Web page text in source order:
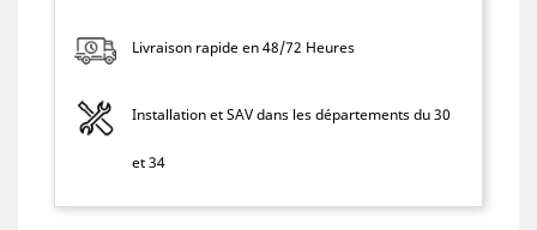
Livraison rapide en 48/72 Heures
Installation et SAV dans les départements du 30
et 34